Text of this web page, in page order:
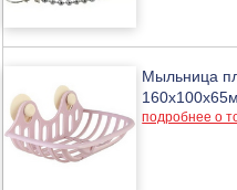
Мыльница
подробнее о